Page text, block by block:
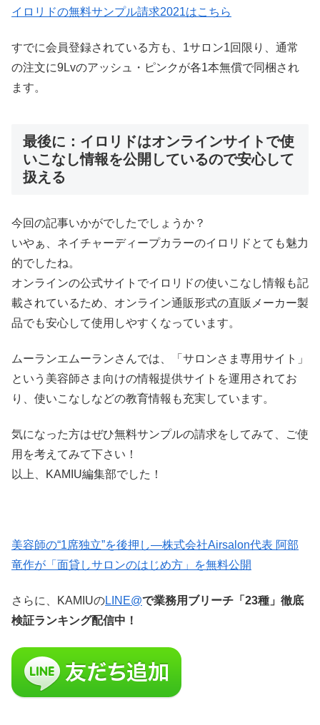
イロリドの無料サンプル請求2021はこちら
すでに会員登録されている方も、1サロン1回限り、通常
の注文に9Lvのアッシュ・ピンクが各1本無償で同梱され
ます。
最後に：イロリドはオンラインサイトで使
いこなし情報を公開しているので安心して
扱える
今回の記事いかがでしたでしょうか？
いやぁ、ネイチャーディープカラーのイロリドとても魅力
的でしたね。
オンラインの公式サイトでイロリドの使いこなし情報も記
載されているため、オンライン通販形式の直販メーカー製
品でも安心して使用しやすくなっています。
ムーランエムーランさんでは、「サロンさま専用サイト」
という美容師さま向けの情報提供サイトを運用されてお
り、使いこなしなどの教育情報も充実しています。
気になった方はぜひ無料サンプルの請求をしてみて、ご使
用を考えてみて下さい！
以上、KAMIU編集部でした！
美容師の“1席独立”を後押し—株式会社Airsalon代表 阿部
竜作が「面貸しサロンのはじめ方」を無料公開
さらに、KAMIUのLINE@で業務用ブリーチ「23種」徹底
検証ランキング配信中！